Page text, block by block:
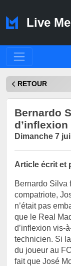
Live
RETOUR
Bernardo
Dimanche 7
Article écrit et
Bernardo Silva
compatriote,
n’était pas
que le Real
d’inflexion vis-
technicien. Si
du joueur au
fait que José